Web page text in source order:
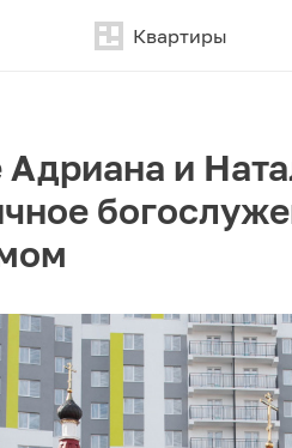
Квартиры
и